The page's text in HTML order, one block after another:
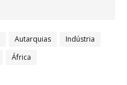
Autarquias
Indústria
África